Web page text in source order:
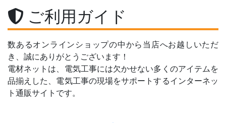
ご利用ガイド
数あるオンラインショップの中から当店へお越しいただ
き、誠にありがとうございます！
電材ネットは、電気工事には欠かせない多くのアイテムを
品揃えした、電気工事の現場をサポートするインターネッ
ト通販サイトです。